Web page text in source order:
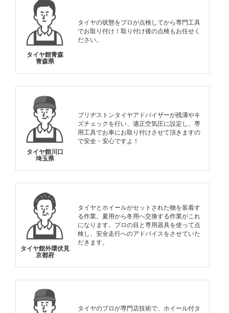
タイヤ館青森
青森県
タイヤの状態をプロが点検してから専門工具
でお取り付け！取り付け後の点検もお任せく
ださい。
タイヤ館川口
埼玉県
ブリヂストンタイヤアドバイザーが残溝やキ
ズチェックを行い、適正空気圧に設定し、専
用工具でお車にお取り付けさせて頂きますの
で安全・安心ですよ！
タイヤ館外環伏見
京都府
タイヤとホイールがセットされた物を装着す
る作業。夏用から冬用へ交換する作業がこれ
になります。プロの目と専用器具を使って点
検し、安全走行へのアドバイスをさせていた
だきます。
タイヤのプロが専門店技術で、ホイール付タ